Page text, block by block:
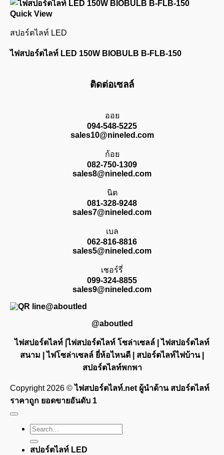
Quick View
สปอร์ตไลท์ LED
ไฟสปอร์ตไลท์ LED 150W BIOBULB B-FLB-150
ติดต่อเซลล์
ออย
094-548-5225
sales10@nineled.com
ก้อย
082-750-1309
sales8@nineled.com
นิต
081-328-9248
sales7@nineled.com
เบล
062-816-8816
sales5@nineled.com
เชอร์รี่
099-324-8855
sales9@nineled.com
@aboutled
ไฟสปอร์ตไลท์ |ไฟสปอร์ตไลท์ โซล่าเซลล์ | ไฟสปอร์ตไลท์
สนาม | ไฟโซล่าเซลล์ ยี่ห้อไหนดี | สปอร์ตไลท์ไฟบ้าน |
สปอร์ตไลท์พกพา
Copyright 2026 ©ไฟสปอร์ตไลท์.net ผู้นำด้าน สปอร์ตไลท์
ราคาถูก ยอดขายอันดับ 1
Search
for:
สปอร์ตไลท์ LED